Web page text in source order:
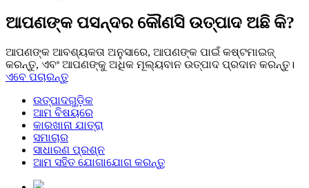
ଆପଣଙ୍କ ପସନ୍ଦର କୌଣସି ଉତ୍ପାଦ ଅଛି କି?
ଆପଣଙ୍କ ଆବଶ୍ୟକତା ଅନୁସାରେ, ଆପଣଙ୍କ ପାଇଁ କଷ୍ଟମାଇଜ୍
କରନ୍ତୁ, ଏବଂ ଆପଣଙ୍କୁ ଅଧିକ ମୂଲ୍ୟବାନ ଉତ୍ପାଦ ପ୍ରଦାନ କରନ୍ତୁ।
ଏବେ ପଚାରନ୍ତୁ
ଉତ୍ପାଦଗୁଡ଼ିକ
ଆମ ବିଷୟରେ
କାରଖାନା ଯାତ୍ରା
ସମାଚାର
ସାଧାରଣ ପ୍ରଶ୍ନ
ଆମ ସହିତ ଯୋଗାଯୋଗ କରନ୍ତୁ